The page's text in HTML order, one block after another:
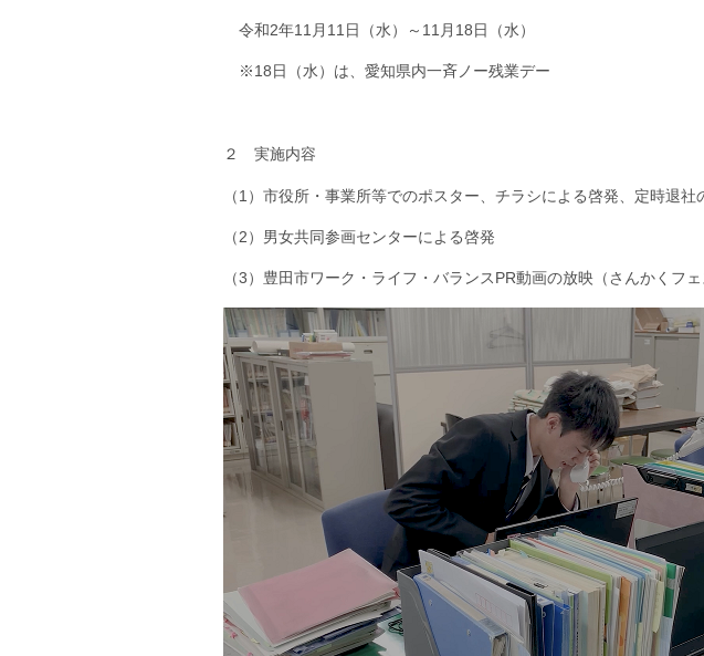
令和2年11月11日（水）～11月18日（水）
※18日（水）は、愛知県内一斉ノー残業デー
２ 実施内容
（1）市役所・事業所等でのポスター、チラシによる啓発、定時退社
（2）男女共同参画センターによる啓発
（3）豊田市ワーク・ライフ・バランスPR動画の放映（さんかくフェ